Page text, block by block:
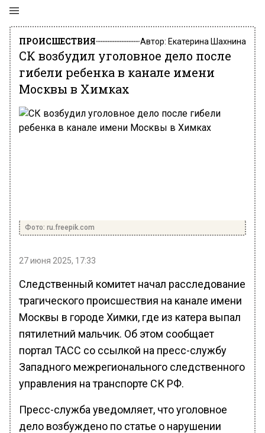
ПРОИСШЕСТВИЯ Автор: Екатерина Шахнина
СК возбудил уголовное дело после
гибели ребенка в канале имени
Москвы в Химках
Фото: ru.freepik.com
27 июня 2025, 17:33
Следственный комитет начал расследование
трагического происшествия на канале имени
Москвы в городе Химки, где из катера выпал
пятилетний мальчик. Об этом сообщает
портал ТАСС со ссылкой на пресс-службу
Западного межрегионального следственного
управления на транспорте СК РФ.
Пресс-служба уведомляет, что уголовное
дело возбуждено по статье о нарушении